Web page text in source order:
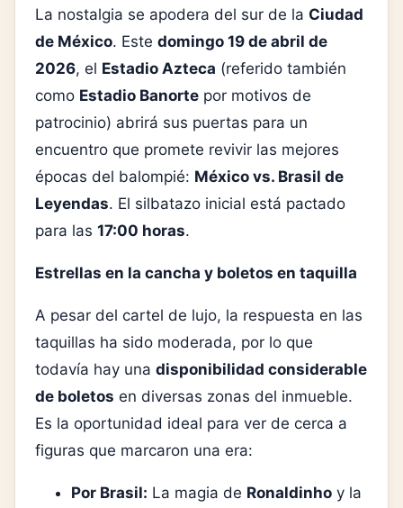
La nostalgia se apodera del sur de la Ciudad
de México. Este domingo 19 de abril de
2026, el Estadio Azteca (referido también
como Estadio Banorte por motivos de
patrocinio) abrirá sus puertas para un
encuentro que promete revivir las mejores
épocas del balompié: México vs. Brasil de
Leyendas. El silbatazo inicial está pactado
para las 17:00 horas.
Estrellas en la cancha y boletos en taquilla
A pesar del cartel de lujo, la respuesta en las
taquillas ha sido moderada, por lo que
todavía hay una disponibilidad considerable
de boletos en diversas zonas del inmueble.
Es la oportunidad ideal para ver de cerca a
figuras que marcaron una era:
Por Brasil: La magia de Ronaldinho y la